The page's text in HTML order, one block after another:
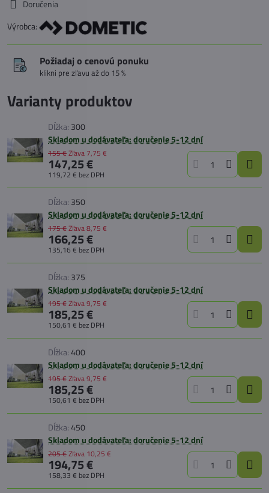
Doručenia
Výrobca:
Požiadaj o cenovú ponuku
klikni pre zľavu až do 15 %
Varianty produktov
Dĺžka: 300
Skladom u dodávateľa: doručenie 5-12 dní
155 €Zľava 7,75 €
147,25 €
119,72 € bez DPH
Dĺžka: 350
Skladom u dodávateľa: doručenie 5-12 dní
175 €Zľava8,75 €
166,25 €
135,16 € bez DPH
Dĺžka: 375
Skladom u dodávateľa: doručenie 5-12 dní
195 €Zľava9,75 €
185,25 €
150,61 € bez DPH
Dĺžka:400
Skladom u dodávateľa: doručenie 5-12 dní
195 €Zľava9,75 €
185,25 €
150,61 € bez DPH
Dĺžka:450
Skladom u dodávateľa: doručenie 5-12 dní
205 €Zľava 10,25 €
194,75 €
158,33 € bez DPH